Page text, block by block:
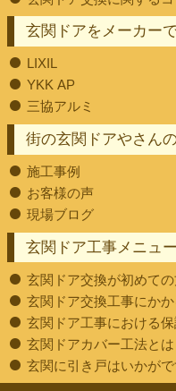
街の玄関ドアやさん
施工事例
お客様の声
現場ブログ
玄関ドア工事メニュ
玄関ドア交換が初めて
玄関ドア交換工事にかか
玄関ドア工事における
玄関ドアカバー工法とは
玄関に引き戸はいかがで
玄関ドアをメーカー
LIXIL
YKK AP
三協アルミ